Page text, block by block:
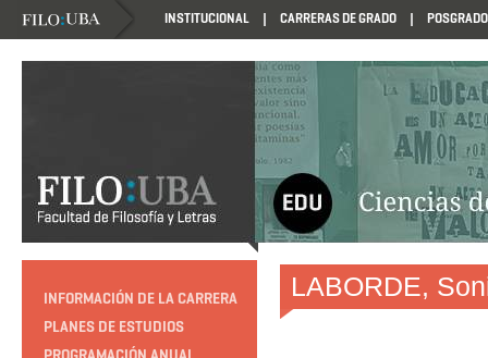
INSTITUCIONAL CARRERAS DE GRADO POSGRADO
HTTP://EDUCACION.FILO.UBA.AR/PROGRAMACION1985
INFORMACIÓN DE LA CARRERA
PLANES DE ESTUDIOS
LABORDE,